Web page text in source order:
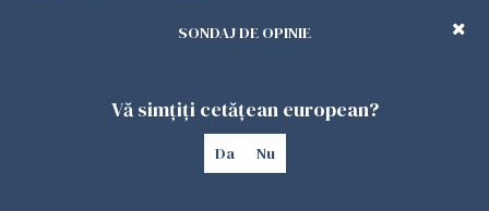
SONDAJ DE OPINIE
Vă simțiți cetățean european?
Da Nu